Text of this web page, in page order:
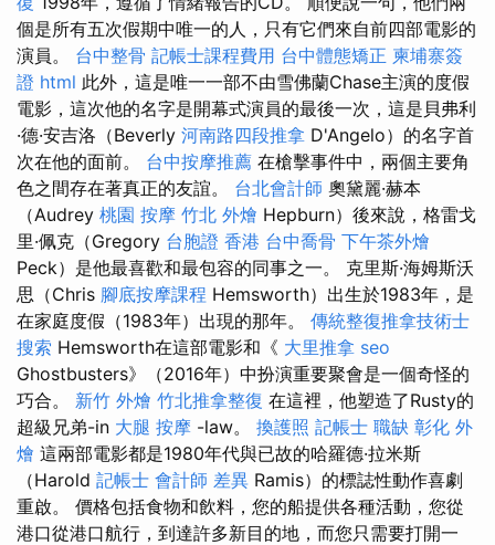
個是所有五次假期中唯一的人，只有它們來自前四部電影的
演員。 台中整骨 記帳士課程費用 台中體態矯正 柬埔寨簽
證 html 此外，這是唯一一部不由雪佛蘭Chase主演的度假
電影，這次他的名字是開幕式演員的最後一次，這是貝弗利
·德·安吉洛（Beverly 河南路四段推拿 D'Angelo）的名字首
次在他的面前。 台中按摩推薦 在槍擊事件中，兩個主要角
色之間存在著真正的友誼。 台北會計師 奧黛麗·赫本
（Audrey 桃園 按摩 竹北 外燴 Hepburn）後來說，格雷戈
里·佩克（Gregory 台胞證 香港 台中喬骨 下午茶外燴
Peck）是他最喜歡和最包容的同事之一。 克里斯·海姆斯沃
思（Chris 腳底按摩課程 Hemsworth）出生於1983年，是
在家庭度假（1983年）出現的那年。 傳統整復推拿技術士
搜索 Hemsworth在這部電影和《 大里推拿 seo
Ghostbusters》（2016年）中扮演重要聚會是一個奇怪的
巧合。 新竹 外燴 竹北推拿整復 在這裡，他塑造了Rusty的
超級兄弟-in 大腿 按摩 -law。 換護照 記帳士 職缺 彰化 外
燴 這兩部電影都是1980年代與已故的哈羅德·拉米斯
（Harold 記帳士 會計師 差異 Ramis）的標誌性動作喜劇
重啟。 價格包括食物和飲料，您的船提供各種活動，您從
港口從港口航行，到達許多新目的地，而您只需要打開一